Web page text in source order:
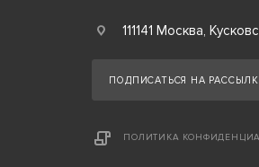
111141 Москва,
ПОДПИСАТЬСЯ НА
ПОЛИТИКА